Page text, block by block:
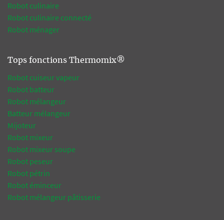
Robot culinaire
Robot culinaire connecté
Robot ménager
Tops fonctions Thermomix®
Robot cuiseur vapeur
Robot batteur
Robot mélangeur
Batteur mélangeur
Mijoteur
Robot mixeur
Robot mixeur soupe
Robot peseur
Robot pétrin
Robot éminceur
Robot mélangeur pâtisserie